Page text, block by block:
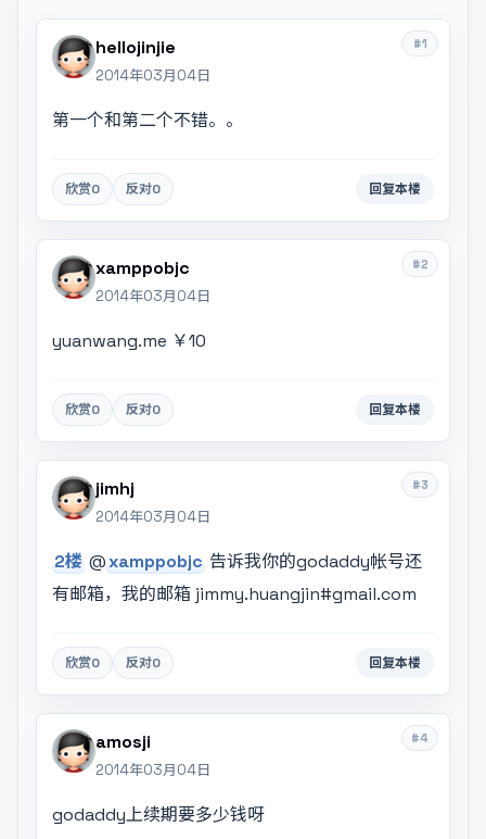
#1
hellojinjie
2014年03月04日
第一个和第二个不错。。
欣赏0 反对0 回复本楼
#2
xamppobjc
2014年03月04日
yuanwang.me ￥10
欣赏0 反对0 回复本楼
#3
jimhj
2014年03月04日
2楼 @xamppobjc 告诉我你的godaddy帐号还
有邮箱，我的邮箱 jimmy.huangjin#gmail.com
欣赏0 反对0 回复本楼
#4
amosji
2014年03月04日
godaddy上续期要多少钱呀